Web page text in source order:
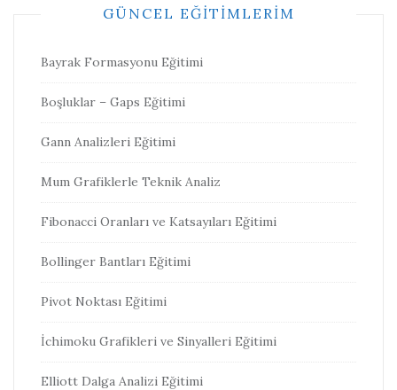
GÜNCEL EĞITIMLERIM
Bayrak Formasyonu Eğitimi
Boşluklar – Gaps Eğitimi
Gann Analizleri Eğitimi
Mum Grafiklerle Teknik Analiz
Fibonacci Oranları ve Katsayıları Eğitimi
Bollinger Bantları Eğitimi
Pivot Noktası Eğitimi
İchimoku Grafikleri ve Sinyalleri Eğitimi
Elliott Dalga Analizi Eğitimi